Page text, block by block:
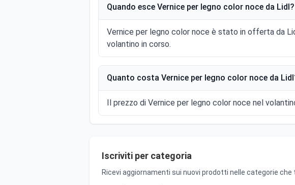
Quando esce Vernice per legno color noce da Lidl?
Vernice per legno color noce è stato in offerta da
volantino in corso.
Quanto costa Vernice per legno color noce da
Il prezzo di Vernice per legno color noce nel
Iscriviti per categoria
Ricevi aggiornamenti sui nuovi prodotti nelle categorie che